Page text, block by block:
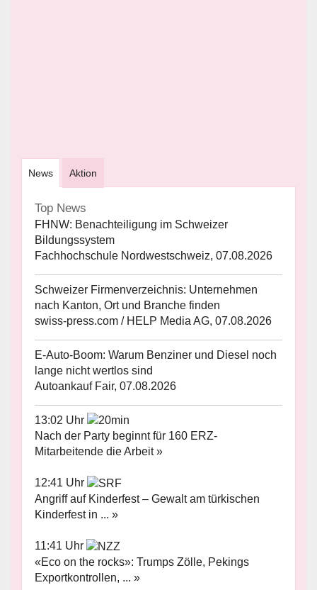
News Aktion
Top News
FHNW: Benachteiligung im Schweizer
Bildungssystem
Fachhochschule Nordwestschweiz, 07.08.2026
Schweizer Firmenverzeichnis: Unternehmen
nach Kanton, Ort und Branche finden
swiss-press.com / HELP Media AG, 07.08.2026
E-Auto-Boom: Warum Benziner und Diesel noch
lange nicht wertlos sind
Autoankauf Fair, 07.08.2026
13:02 Uhr
Nach der Party beginnt für 160 ERZ-
Mitarbeitende die Arbeit »
12:41 Uhr
Angriff auf Kinderfest – Gewalt am türkischen
Kinderfest in ... »
11:41 Uhr
«Eco on the rocks»: Trumps Zölle, Pekings
Exportkontrollen, ... »